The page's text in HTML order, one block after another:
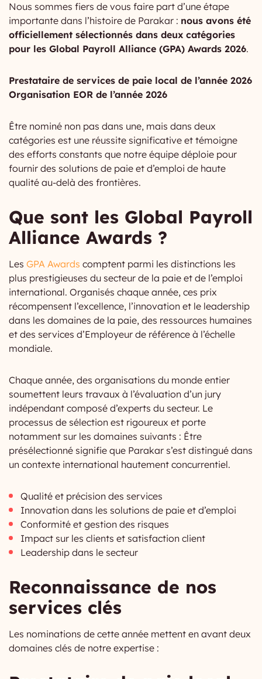
Nous sommes fiers de vous faire part d’une étape
importante dans l’histoire de Parakar : nous avons été
officiellement sélectionnés dans deux catégories
pour les Global Payroll Alliance (GPA) Awards 2026.
Prestataire de services de paie local de l’année 2026
Organisation EOR de l’année 2026
Être nominé non pas dans une, mais dans deux
catégories est une réussite significative et témoigne
des efforts constants que notre équipe déploie pour
fournir des solutions de paie et d’emploi de haute
qualité au-delà des frontières.
Que sont les Global Payroll
Alliance Awards ?
Les GPA Awards comptent parmi les distinctions les
plus prestigieuses du secteur de la paie et de l’emploi
international. Organisés chaque année, ces prix
récompensent l’excellence, l’innovation et le leadership
dans les domaines de la paie, des ressources humaines
et des services d’Employeur de référence à l’échelle
mondiale.
Chaque année, des organisations du monde entier
soumettent leurs travaux à l’évaluation d’un jury
indépendant composé d’experts du secteur. Le
processus de sélection est rigoureux et porte
notamment sur les domaines suivants : Être
présélectionné signifie que Parakar s’est distingué dans
un contexte international hautement concurrentiel.
Qualité et précision des services
Innovation dans les solutions de paie et d’emploi
Conformité et gestion des risques
Impact sur les clients et satisfaction client
Leadership dans le secteur
Reconnaissance de nos
services clés
Les nominations de cette année mettent en avant deux
domaines clés de notre expertise :